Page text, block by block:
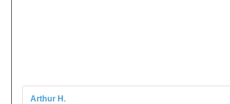
Arthur H.